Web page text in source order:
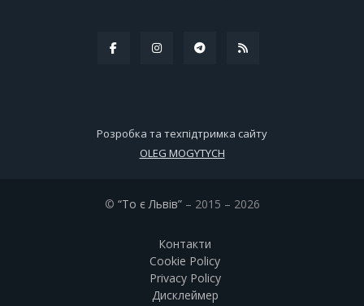
Розробка та техпідтримка сайту
OLEG MOGYTYCH
© “То є Львів”– 2015 – 2026
Контакти
Cookie Policy
Privacy Policy
Дисклеймер